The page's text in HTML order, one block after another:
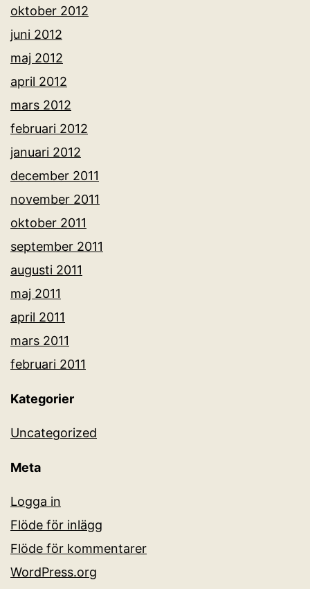
oktober 2012
juni 2012
maj 2012
april 2012
mars 2012
februari 2012
januari 2012
december 2011
november 2011
oktober 2011
september 2011
augusti 2011
maj 2011
april 2011
mars 2011
februari 2011
Kategorier
Uncategorized
Meta
Logga in
Flöde för inlägg
Flöde för kommentarer
WordPress.org